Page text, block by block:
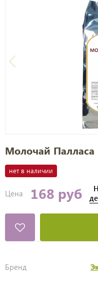
Молочай Палласа
нет в наличии
Цена 168 руб
Бренд